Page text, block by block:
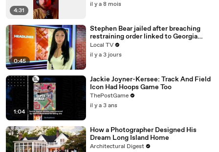
4:31
il y a 8 mois
0:45
Stephen Bear jailed after breaching
restraining order linked to Georgia
Harrison
Local TV
il y a 3 jours
1:04
Jackie Joyner-Kersee: Track And Field
Icon Had Hoops Game Too
ThePostGame
il y a 3 ans
How a Photographer Designed His
Dream Long Island Home
Architectural Digest